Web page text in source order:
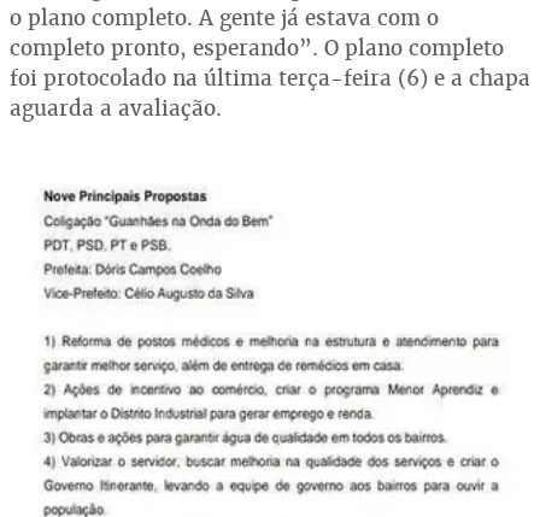
o plano completo. A gente já estava com o
completo pronto, esperando”. O plano completo
foi protocolado na última terça-feira (6) e a chapa
aguarda a avaliação.